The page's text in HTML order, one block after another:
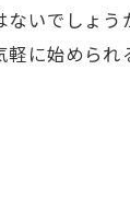
ないでしょ
軽に始めら